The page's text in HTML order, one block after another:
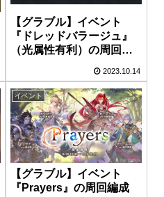
【グラブル】イベント
『ドレッドバラージュ』
（光属性有利）の周回編
2023.10.14
イベント
【グラブル】イベント
『Prayers』の周回編成